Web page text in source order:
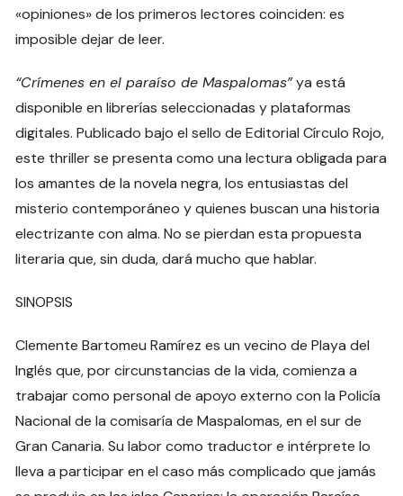
«opiniones» de los primeros lectores coinciden: es
imposible dejar de leer.
“Crímenes en el paraíso de Maspalomas”ya está
disponible en librerías seleccionadas y plataformas
digitales. Publicado bajo el sello de Editorial Círculo Rojo,
este thriller se presenta como una lectura obligada para
los amantes de la novela negra, los entusiastas del
misterio contemporáneo y quienes buscan una historia
electrizante con alma. No se pierdan esta propuesta
literaria que, sin duda, dará mucho que hablar.
SINOPSIS
Clemente Bartomeu Ramírez es un vecino de Playa del
Inglés que, por circunstancias de la vida, comienza a
trabajar como personal de apoyo externo con la Policía
Nacional de la comisaría de Maspalomas, en el sur de
Gran Canaria. Su labor como traductor e intérprete lo
lleva a participar en el caso más complicado que jamás